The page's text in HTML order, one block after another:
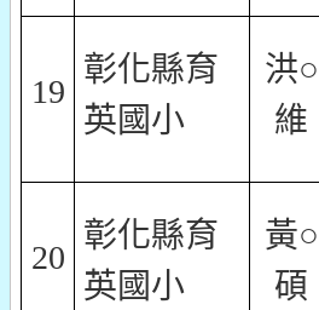
19
彰化縣育
英國小
洪○
維
20
彰化縣育
英國小
黃○
碩